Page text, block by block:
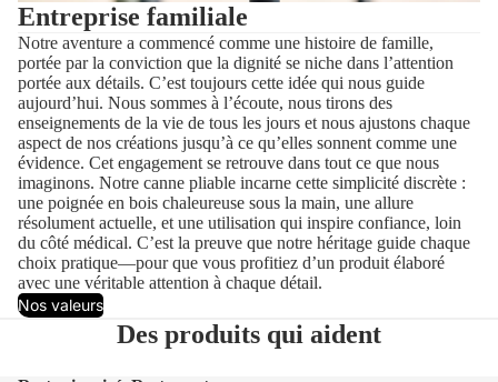
Entreprise familiale
Notre aventure a commencé comme une histoire de famille,
portée par la conviction que la dignité se niche dans l’attention
portée aux détails. C’est toujours cette idée qui nous guide
aujourd’hui. Nous sommes à l’écoute, nous tirons des
enseignements de la vie de tous les jours et nous ajustons chaque
aspect de nos créations jusqu’à ce qu’elles sonnent comme une
évidence. Cet engagement se retrouve dans tout ce que nous
imaginons. Notre canne pliable incarne cette simplicité discrète :
une poignée en bois chaleureuse sous la main, une allure
résolument actuelle, et une utilisation qui inspire confiance, loin
du côté médical. C’est la preuve que notre héritage guide chaque
choix pratique—pour que vous profitiez d’un produit élaboré
avec une véritable attention à chaque détail.
Nos valeurs
Des produits qui aident